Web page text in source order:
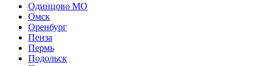
Одинцово МО
Омск
Оренбург
Пенза
Пермь
Подольск